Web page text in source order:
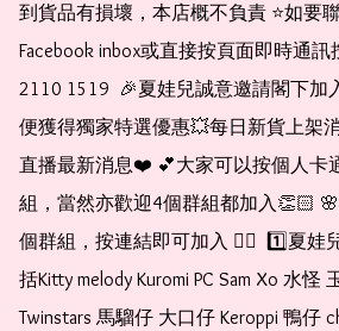
到貨品有損壞，本店概不負責 ⭐️如要
Facebook inbox或直接按頁面即時通
2110 1519  🎉夏娃兒誠意邀請閣下加
便獲得獨家特選優惠💥每日新貨上架
直播最新消息❤️ 💕大家可以按個人卡
組，當然亦歡迎4個群組都加入👏🏻
個群組，按連結即可加入 👇🏻  1️⃣夏娃
括Kitty melody Kuromi PC Sam Xo 水怪
Twinstars 馬騮仔 大口仔 Keroppi 鴨仔